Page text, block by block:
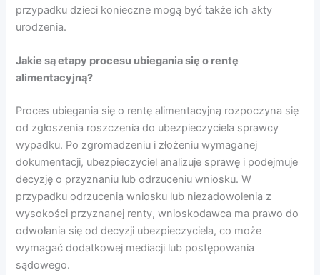
przypadku dzieci konieczne mogą być także ich akty
urodzenia.
Jakie są etapy procesu ubiegania się o rentę
alimentacyjną?
Proces ubiegania się o rentę alimentacyjną rozpoczyna się
od zgłoszenia roszczenia do ubezpieczyciela sprawcy
wypadku. Po zgromadzeniu i złożeniu wymaganej
dokumentacji, ubezpieczyciel analizuje sprawę i podejmuje
decyzję o przyznaniu lub odrzuceniu wniosku. W
przypadku odrzucenia wniosku lub niezadowolenia z
wysokości przyznanej renty, wnioskodawca ma prawo do
odwołania się od decyzji ubezpieczyciela, co może
wymagać dodatkowej mediacji lub postępowania
sądowego.